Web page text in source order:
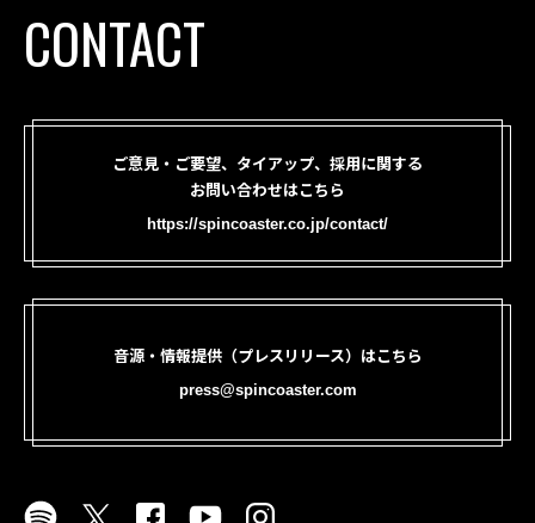
CONTACT
ご意見・ご要望、タイアップ、採用に関する
お問い合わせはこちら
https://spincoaster.co.jp/contact/
音源・情報提供（プレスリリース）はこちら
press@spincoaster.com